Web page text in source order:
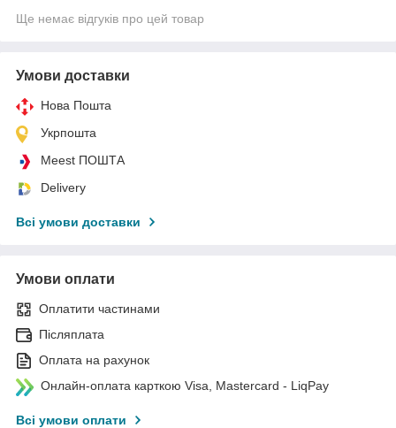
Ще немає відгуків про цей товар
Умови доставки
Нова Пошта
Укрпошта
Meest ПОШТА
Delivery
Всі умови доставки
Умови оплати
Оплатити частинами
Післяплата
Оплата на рахунок
Онлайн-оплата карткою Visa, Mastercard - LiqPay
Всі умови оплати